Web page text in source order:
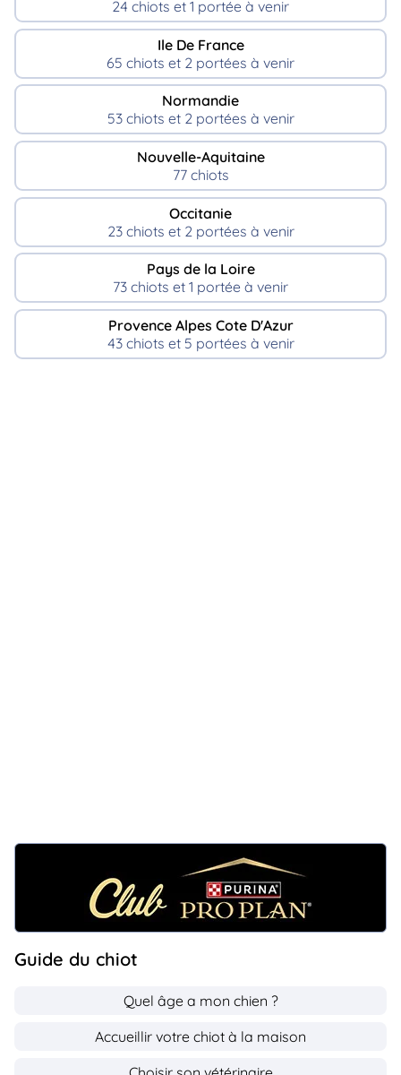
24 chiots et 1 portée à venir
Ile De France
65 chiots et 2 portées à venir
Normandie
53 chiots et 2 portées à venir
Nouvelle-Aquitaine
77 chiots
Occitanie
23 chiots et 2 portées à venir
Pays de la Loire
73 chiots et 1 portée à venir
Provence Alpes Cote D'Azur
43 chiots et 5 portées à venir
Guide du chiot
Quel âge a mon chien ?
Accueillir votre chiot à la maison